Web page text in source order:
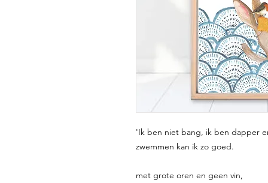
'Ik ben niet bang, ik ben dapper
zwemmen kan ik zo goed.
met grote oren en geen vin,